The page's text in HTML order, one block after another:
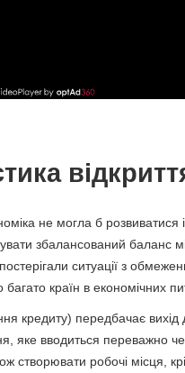
не могла б
збалансований баланс
ситуації з
країн в економічних
кредиту) передбачає вихід
яке вводиться переважно
створювати робочі місця,